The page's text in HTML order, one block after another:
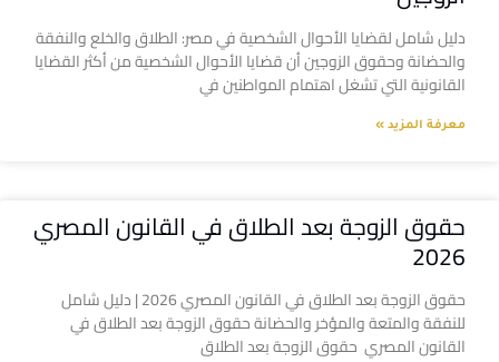
دليل شامل لقضايا الأحوال الشخصية في مصر: الطلاق والخلع والنفقة
والحضانة وحقوق الزوجين أن قضايا الأحوال الشخصية من أكثر القضايا
القانونية التي تشغل اهتمام المواطنين في
معرفة المزيد »
حقوق الزوجة بعد الطلاق في القانون المصري
2026
حقوق الزوجة بعد الطلاق في القانون المصري 2026 | دليل شامل
للنفقة والمتعة والمؤخر والحضانة حقوق الزوجة بعد الطلاق في
القانون المصري حقوق الزوجة بعد الطلاق